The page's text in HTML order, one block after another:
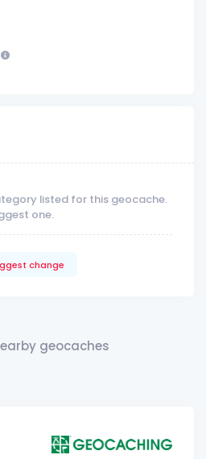
listed for this geocache.
one.
change
geocaches